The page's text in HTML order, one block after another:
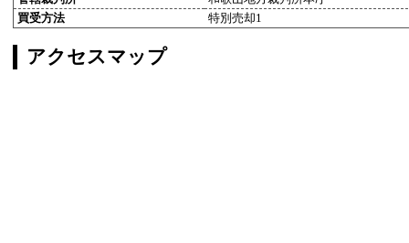
買受方法
特別売却1
アクセスマップ